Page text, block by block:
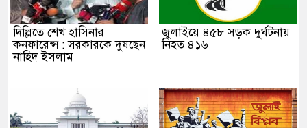
দিল্লিতে শেখ হাসিনার
কনফারেন্স : সরকারকে দুষছেন
নাহিদ ইসলাম
জুলাইয়ে ৪৫৮ সড়ক দুর্ঘটনায়
নিহত ৪১৬